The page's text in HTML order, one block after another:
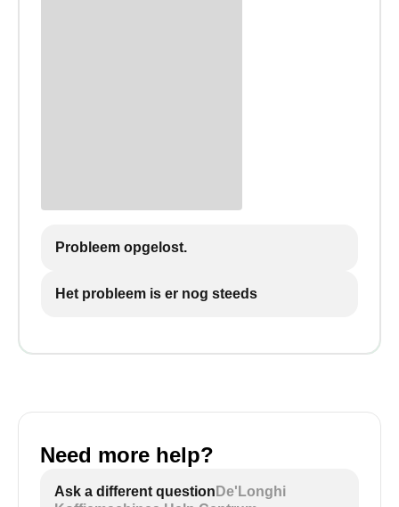
Probleem opgelost.
Het probleem is er nog steeds
Need more help?
Ask a different question De'Longhi